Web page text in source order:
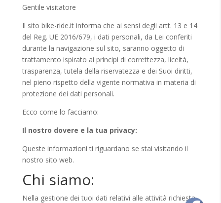
Gentile visitatore
Il sito bike-ride.it informa che ai sensi degli artt. 13 e 14
del Reg. UE 2016/679, i dati personali, da Lei conferiti
durante la navigazione sul sito, saranno oggetto di
trattamento ispirato ai principi di correttezza, liceità,
trasparenza, tutela della riservatezza e dei Suoi diritti,
nel pieno rispetto della vigente normativa in materia di
protezione dei dati personali.
Ecco come lo facciamo:
Il nostro dovere e la tua privacy:
Queste informazioni ti riguardano se stai visitando il
nostro sito web.
Chi siamo:
Nella gestione dei tuoi dati relativi alle attività richiesta